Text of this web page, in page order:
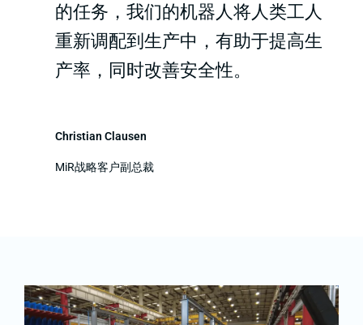
的任务，我们的机器人将人类工人
重新调配到生产中，有助于提高生
产率，同时改善安全性。
Christian Clausen
MiR战略客户副总裁